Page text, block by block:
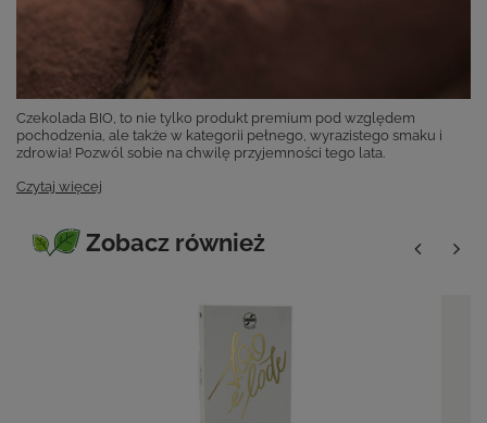
Czekolada BIO, to nie tylko produkt premium pod względem
pochodzenia, ale także w kategorii pełnego, wyrazistego smaku i
zdrowia! Pozwól sobie na chwilę przyjemności tego lata.
Czytaj więcej
Zobacz również